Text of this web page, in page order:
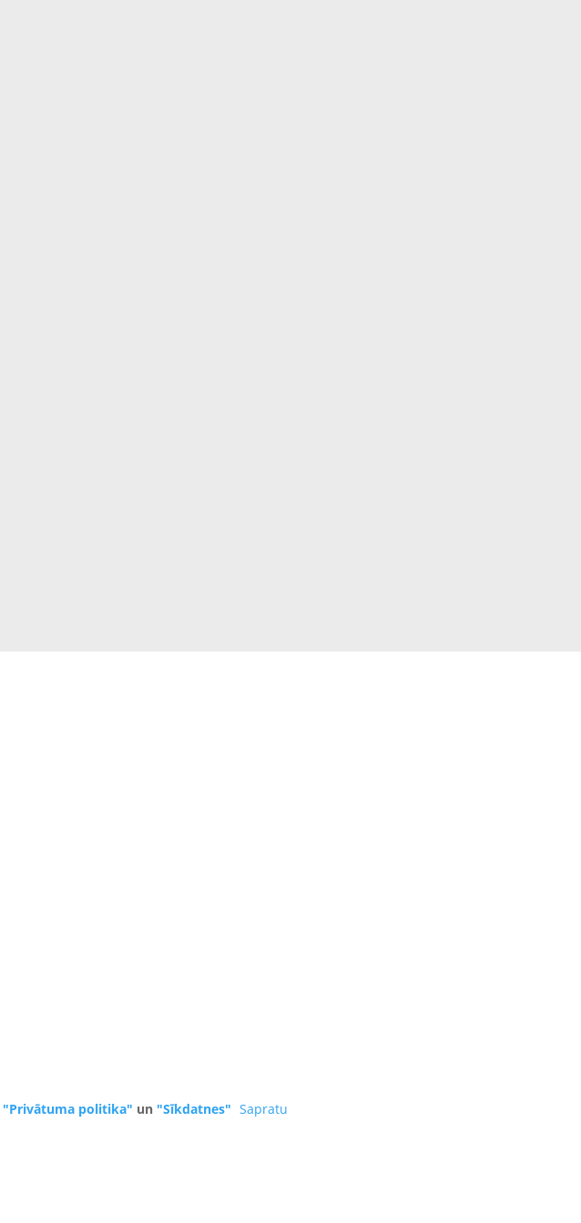
"Privātuma politika" un "Sīkdatnes" Sapratu